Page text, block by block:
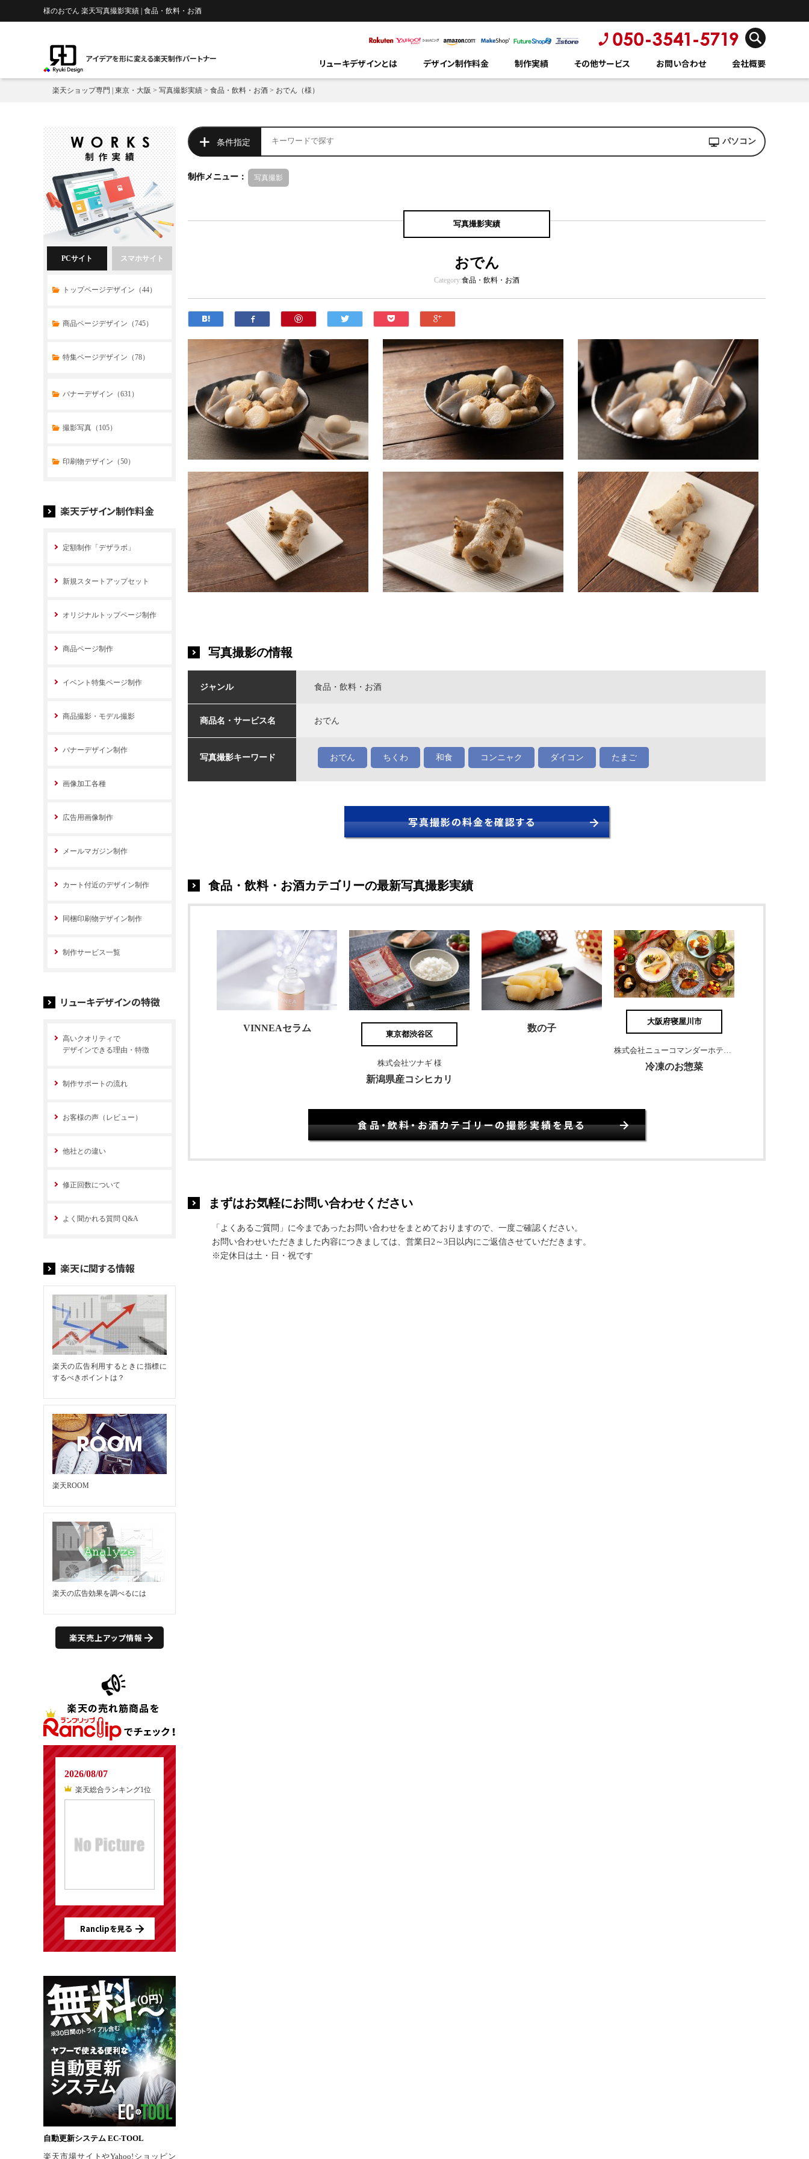
様のおでん 楽天写真撮影実績 | 食品・飲料・お酒
アイデアを形に変える楽天制作パートナー リューキデザインとは デザイン制作料金 制作実績 その他サービス お問い合わせ 会社概要
楽天ショップ専門 | 東京・大阪 > 写真撮影実績 > 食品・飲料・お酒 > おでん（様）
条件指定 パソコン
制作メニュー： 写真撮影
写真撮影実績
おでん
Category:食品・飲料・お酒
写真撮影の情報
ジャンル 食品・飲料・お酒
商品名・サービス名 おでん
写真撮影キーワード おでん ちくわ 和食 コンニャク ダイコン たまご
写真撮影の料金を確認する
食品・飲料・お酒カテゴリーの最新写真撮影実績
VINNEAセラム
東京都渋谷区
株式会社ツナギ 様
新潟県産コシヒカリ
数の子
大阪府寝屋川市
株式会社ニューコマンダーホテル 様
冷凍のお惣菜
食品・飲料・お酒カテゴリーの撮影実績を見る
まずはお気軽にお問い合わせください
「よくあるご質問」に今まであったお問い合わせをまとめておりますので、一度ご確認ください。
お問い合わせいただきました内容につきましては、営業日2～3日以内にご返信させていだだきます。
※定休日は土・日・祝です
PCサイト
トップページデザイン（44）
商品ページデザイン（745）
特集ページデザイン（78）
スマホサイト
トップページデザイン（32）
商品ページデザイン（769）
特集ページデザイン（59）
バナーデザイン（631）
撮影写真（105）
印刷物デザイン（50）
楽天デザイン制作料金
定額制作「デザラボ」
新規スタートアップセット
オリジナルトップページ制作
商品ページ制作
イベント特集ページ制作
商品撮影・モデル撮影
バナーデザイン制作
画像加工各種
広告用画像制作
メールマガジン制作
カート付近のデザイン制作
同梱印刷物デザイン制作
制作サービス一覧
リューキデザインの特徴
高いクオリティで
デザインできる理由・特徴
制作サポートの流れ
お客様の声（レビュー）
他社との違い
修正回数について
よく聞かれる質問 Q&A
楽天に関する情報
楽天の広告利用するときに指標に
するべきポイントは？
楽天ROOM
楽天の広告効果を調べるには
楽天売上アップ情報
2026/08/07
楽天総合ランキング1位
Ranclipを見る
自動更新システム EC-TOOL
楽天市場サイトやYahoo!ショッピン